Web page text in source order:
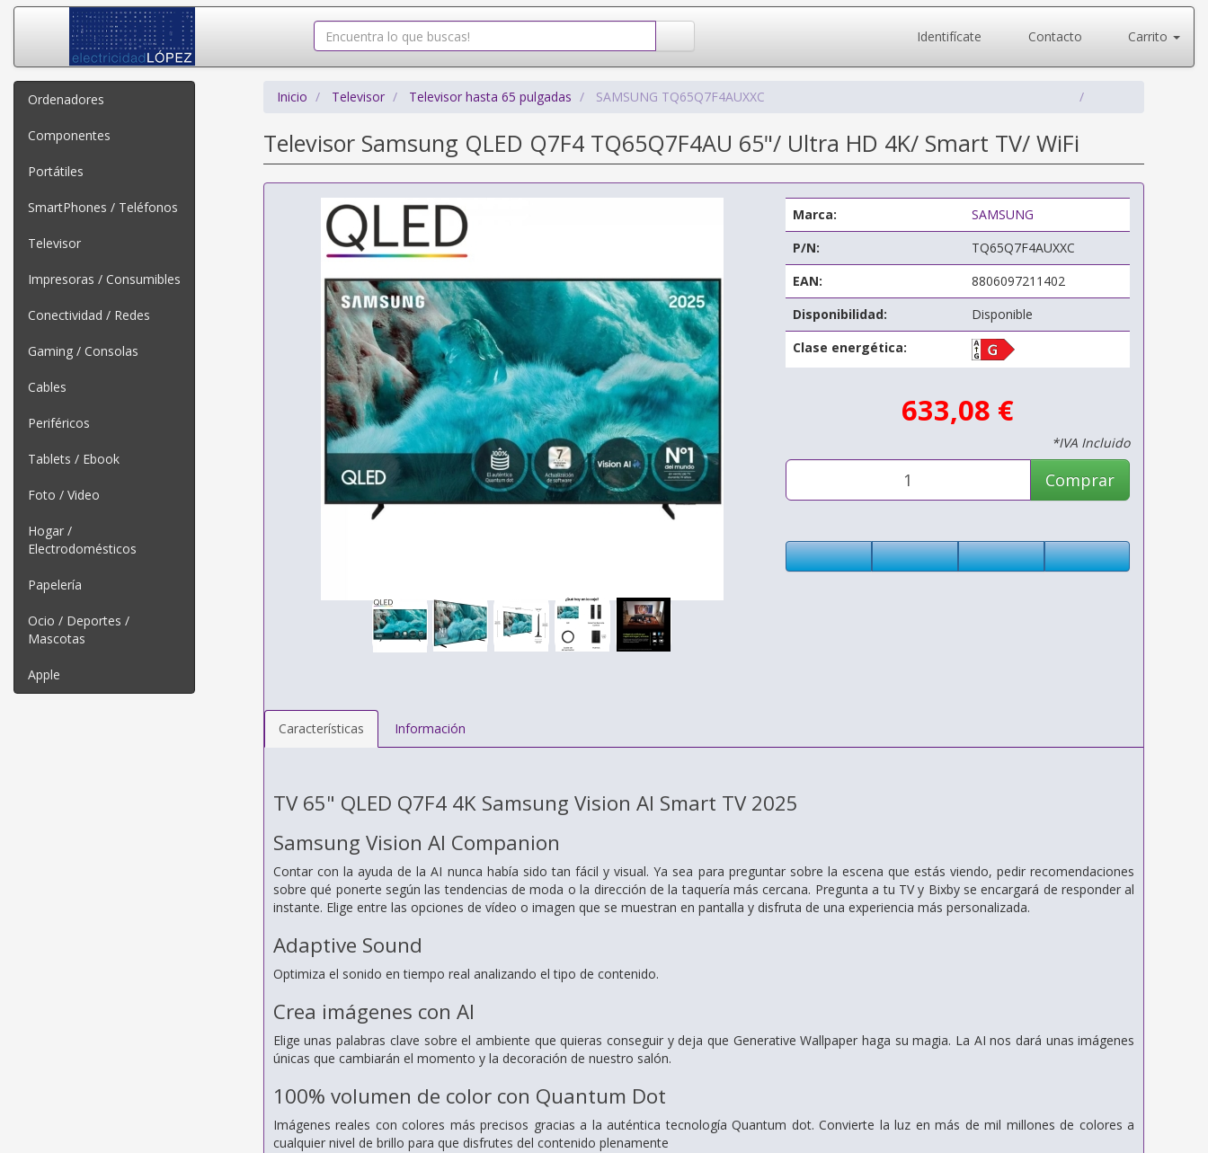
Identifícate Contacto Carrito
Ordenadores
Componentes
Portátiles
SmartPhones / Teléfonos
Televisor
Impresoras / Consumibles
Conectividad / Redes
Gaming / Consolas
Cables
Periféricos
Tablets / Ebook
Foto / Video
Hogar /
Electrodomésticos
Papelería
Ocio / Deportes /
Mascotas
Apple
Inicio Televisor Televisor hasta 65 pulgadas SAMSUNG TQ65Q7F4AUXXC
Televisor Samsung QLED Q7F4 TQ65Q7F4AU 65"/ Ultra HD 4K/ Smart TV/ WiFi
Marca:
SAMSUNG
P/N:
TQ65Q7F4AUXXC
EAN:
8806097211402
Disponibilidad:
Disponible
Clase energética:
633,08 €
*IVA Incluido
Comprar
Características Información
TV 65" QLED Q7F4 4K Samsung Vision AI Smart TV 2025
Samsung Vision AI Companion
Contar con la ayuda de la AI nunca había sido tan fácil y visual. Ya sea para preguntar sobre la escena que estás viendo, pedir recomendaciones
sobre qué ponerte según las tendencias de moda o la dirección de la taquería más cercana. Pregunta a tu TV y Bixby se encargará de responder al
instante. Elige entre las opciones de vídeo o imagen que se muestran en pantalla y disfruta de una experiencia más personalizada.
Adaptive Sound
Optimiza el sonido en tiempo real analizando el tipo de contenido.
Crea imágenes con AI
Elige unas palabras clave sobre el ambiente que quieras conseguir y deja que Generative Wallpaper haga su magia. La AI nos dará unas imágenes
únicas que cambiarán el momento y la decoración de nuestro salón.
100% volumen de color con Quantum Dot
Imágenes reales con colores más precisos gracias a la auténtica tecnología Quantum dot. Convierte la luz en más de mil millones de colores a
cualquier nivel de brillo para que disfrutes del contenido plenamente